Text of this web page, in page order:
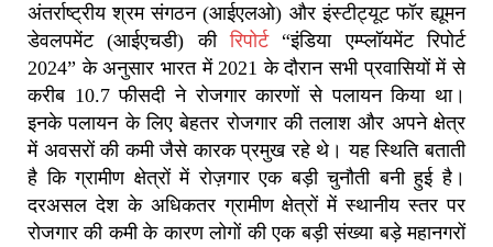
अंतर्राष्ट्रीय श्रम संगठन (आईएलओ) और इंस्टीट्यूट फॉर ह्यूमन
डेवलपमेंट (आईएचडी) कीरिपोर्ट“इंडिया एम्प्लॉयमेंट रिपोर्ट
2024” के अनुसार भारत में 2021 के दौरान सभी प्रवासियों में से
करीब 10.7 फीसदी ने रोजगार कारणों से पलायन किया था।
इनके पलायन के लिए बेहतर रोजगार की तलाश और अपने क्षेत्र
में अवसरों की कमी जैसे कारक प्रमुख रहे थे। यह स्थिति बताती
है कि ग्रामीण क्षेत्रों में रोज़गार एक बड़ी चुनौती बनी हुई है।
दरअसल देश के अधिकतर ग्रामीण क्षेत्रों में स्थानीय स्तर पर
रोजगार की कमी के कारण लोगों की एक बड़ी संख्या बड़े महानगरों